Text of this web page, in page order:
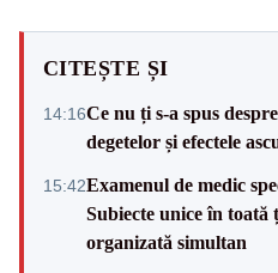
CITEȘTE ȘI
14:16Ce nu ți s-a spus
degetelor și efectele
15:42Examenul de medic
Subiecte unice în toată
organizată simultan